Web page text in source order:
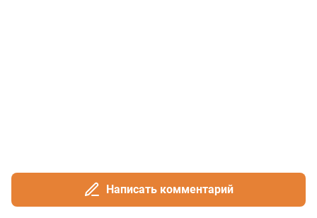
Написать комментарий